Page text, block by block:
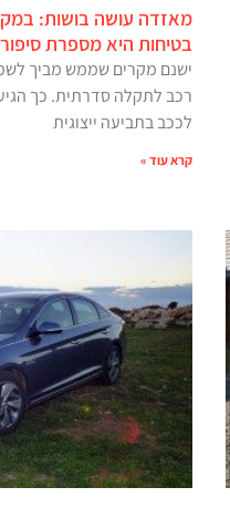
מאזדה עושה בושות:
בטיחות היא מספרת
ישנם מקרים שממש מביך
רכב לתקלה סדרתית. כך
לככב בתביעה ייצוגית
קרא עוד »